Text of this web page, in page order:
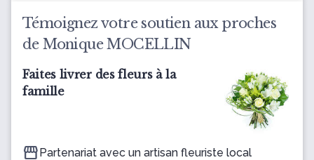
Témoignez votre soutien aux proches
de Monique MOCELLIN
Faites livrer des fleurs à la
famille
Partenariat avec un artisan fleuriste local